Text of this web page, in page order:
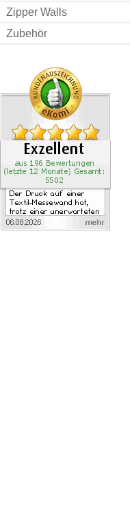
Zipper Walls
Zubehör